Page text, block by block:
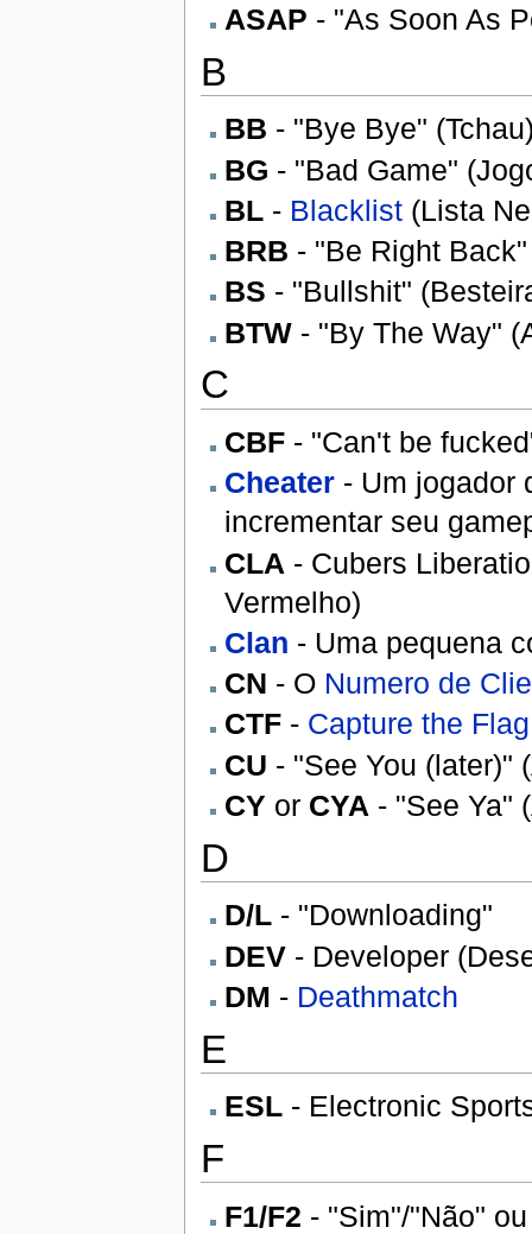
ASAP - "As Soon As
B
BB - "Bye Bye"
BG - "Bad Game"
BL- Blacklist(Lista
BRB - "Be Right
BS - "Bullshit"
BTW- "By The Way"
C
CBF- "Can't be
Cheater- Um jogador
incrementar seu
CLA - Cubers
Vermelho)
Clan - Uma pequena
CN - O Numero de
CTF- Capture the Flag
CU - "See You (later)"
CY or CYA - "See Ya"
D
D/L- "Downloading"
DEV- Developer
DM - Deathmatch
E
ESL- Electronic
F
F1/F2 - "Sim"/"Não"